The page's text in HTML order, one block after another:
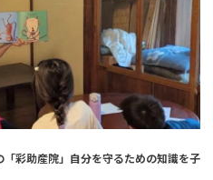
彩助産院」自分を守るための知識を子